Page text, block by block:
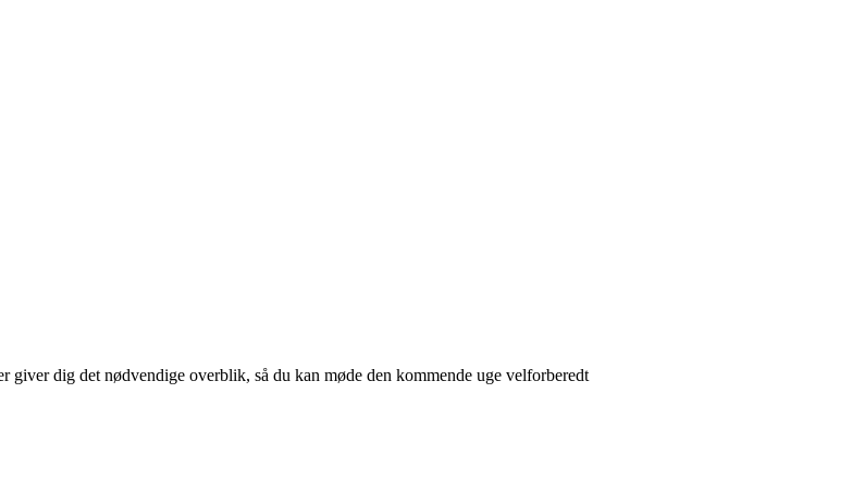
dig det nødvendige overblik, så du kan møde den kommende uge velforberedt